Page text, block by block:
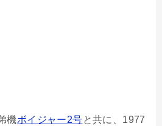
機ボイジャー2号と共に、1977